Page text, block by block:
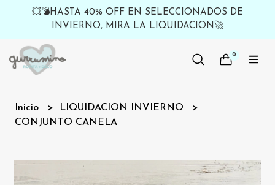
💥💣HASTA 40% OFF EN SELECCIONADOS DE
INVIERNO, MIRA LA LIQUIDACION🚀
0
Inicio
LIQUIDACION INVIERNO
CONJUNTO CANELA